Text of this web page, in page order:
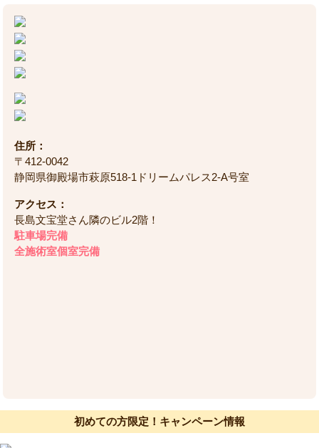
住所：
〒412-0042
静岡県御殿場市萩原518-1ドリームパレス2-A号室
アクセス：
長島文宝堂さん隣のビル2階！
駐車場完備
全施術室個室完備
初めての方限定！キャンペーン情報